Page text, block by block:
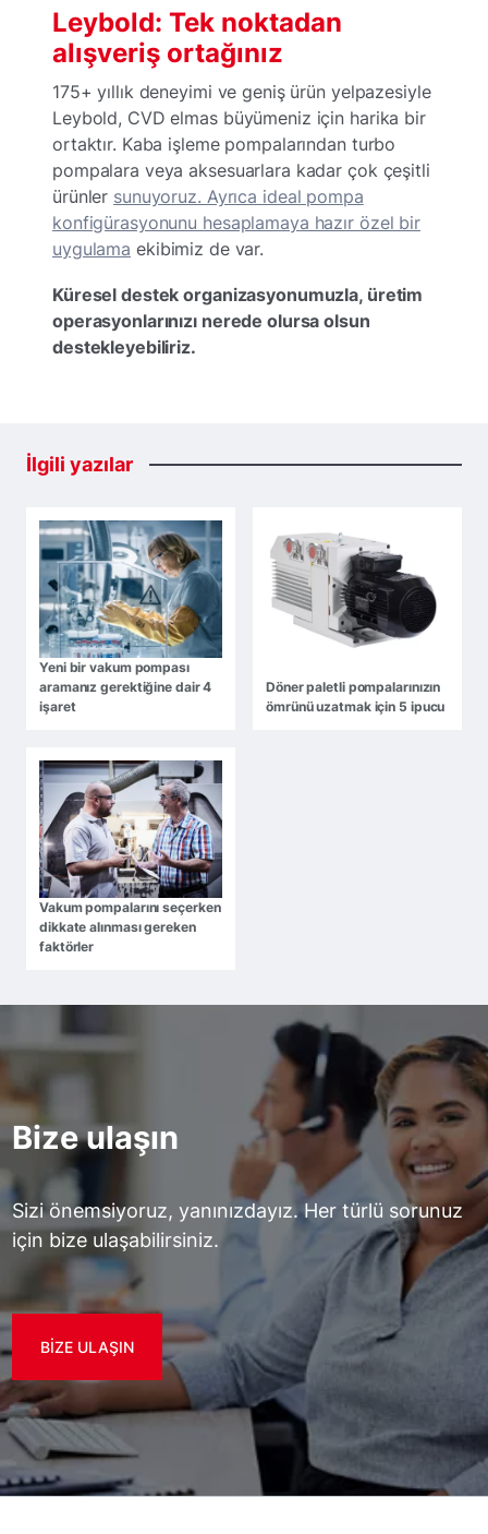
Leybold: Tek noktadan
alışveriş ortağınız
175+ yıllık deneyimi ve geniş ürün yelpazesiyle
Leybold, CVD elmas büyümeniz için harika bir
ortaktır. Kaba işleme pompalarından turbo
pompalara veya aksesuarlara kadar çok çeşitli
ürünler sunuyoruz. Ayrıca ideal pompa
konfigürasyonunu hesaplamaya hazır özel bir
uygulama ekibimiz de var.
Küresel destek organizasyonumuzla, üretim
operasyonlarınızı nerede olursa olsun
destekleyebiliriz.
İlgili yazılar
Yeni bir vakum pompası
aramanız gerektiğine dair 4
işaret
Döner paletli pompalarınızın
ömrünü uzatmak için 5 ipucu
Vakum pompalarını seçerken
dikkate alınması gereken
faktörler
Bize ulaşın
Sizi önemsiyoruz, yanınızdayız. Her türlü sorunuz
için bize ulaşabilirsiniz.
BIZE ULAŞIN